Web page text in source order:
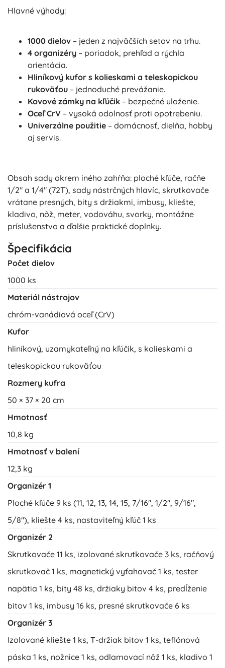
Hlavné výhody:
1000 dielov – jeden z najväčších setov na trhu.
4 organizéry – poriadok, prehľad a rýchla
orientácia.
Hliníkový kufor s kolieskami a teleskopickou
rukoväťou – jednoduché prevážanie.
Kovové zámky na kľúčik – bezpečné uloženie.
Oceľ CrV – vysoká odolnosť proti opotrebeniu.
Univerzálne použitie – domácnosť, dielňa, hobby
aj servis.
Obsah sady okrem iného zahŕňa: ploché kľúče, račňe
1/2" a 1/4" (72T), sady nástrčných hlavíc, skrutkovače
vrátane presných, bity s držiakmi, imbusy, kliešte,
kladivo, nôž, meter, vodováhu, svorky, montážne
príslušenstvo a ďalšie praktické doplnky.
Špecifikácia
Počet dielov
1000 ks
Materiál nástrojov
chróm-vanádiová oceľ (CrV)
Kufor
hliníkový, uzamykateľný na kľúčik, s kolieskami a
teleskopickou rukoväťou
Rozmery kufra
50 × 37 × 20 cm
Hmotnosť
10,8 kg
Hmotnosť v balení
12,3 kg
Organizér 1
Ploché kľúče 9 ks (11, 12, 13, 14, 15, 7/16", 1/2", 9/16",
5/8"), kliešte 4 ks, nastaviteľný kľúč 1 ks
Organizér 2
Skrutkovače 11 ks, izolované skrutkovače 3 ks, račňový
skrutkovač 1 ks, magnetický vyťahovač 1 ks, tester
napätia 1 ks, bity 48 ks, držiaky bitov 4 ks, predĺženie
bitov 1 ks, imbusy 16 ks, presné skrutkovače 6 ks
Organizér 3
Izolované kliešte 1 ks, T-držiak bitov 1 ks, teflónová
páska 1 ks, nožnice 1 ks, odlamovací nôž 1 ks, kladivo 1